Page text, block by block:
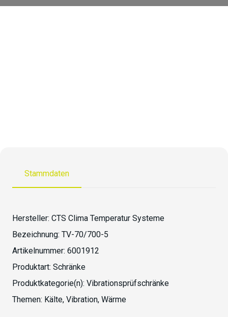
Stammdaten
Hersteller: CTS Clima Temperatur Systeme
Bezeichnung: TV-70/700-5
Artikelnummer: 6001912
Produktart: Schränke
Produktkategorie(n): Vibrationsprüfschränke
Themen: Kälte, Vibration, Wärme